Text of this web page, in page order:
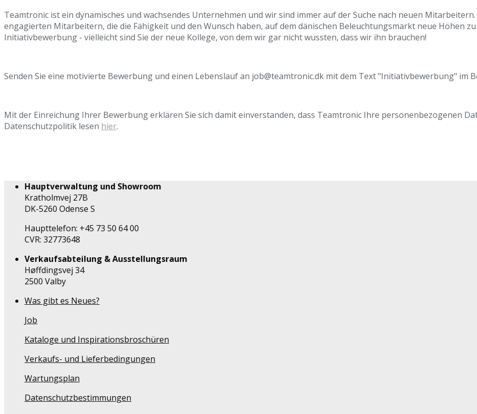
Teamtronic ist ein dynamisches und wachsendes Unternehmen und wir sind immer auf der Suche nach neuen
engagierten Mitarbeitern, die die Fähigkeit und den Wunsch haben, auf dem dänischen Beleuchtungsmarkt neue Höhen
Initiativbewerbung - vielleicht sind Sie der neue Kollege, von dem wir gar nicht wussten, dass wir ihn brauchen!
Senden Sie eine motivierte Bewerbung und einen Lebenslauf an job@teamtronic.dk mit dem Text "Initiativbewerbung" im
Mit der Einreichung Ihrer Bewerbung erklären Sie sich damit einverstanden, dass Teamtronic Ihre personenbezogenen
Datenschutzpolitik lesen hier.
Hauptverwaltung und Showroom
Kratholmvej 27B
DK-5260 Odense S
Haupttelefon: +45 73 50 64 00
CVR: 32773648
Verkaufsabteilung & Ausstellungsraum
Høffdingsvej 34
2500 Valby
Was gibt es Neues?
Job
Kataloge und Inspirationsbroschüren
Verkaufs- und Lieferbedingungen
Wartungsplan
Datenschutzbestimmungen